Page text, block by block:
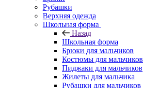
Рубашки
Верхняя одежда
Школьная форма
Назад
Школьная форма
Брюки для мальчиков
Костюмы для мальчиков
Пиджаки для мальчиков
Жилеты для мальчика
Рубашки для мальчиков